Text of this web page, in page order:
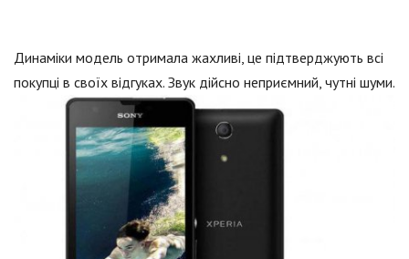
Динаміки модель отримала жахливі, це підтверджують всі
покупці в своїх відгуках. Звук дійсно неприємний, чутні шуми.